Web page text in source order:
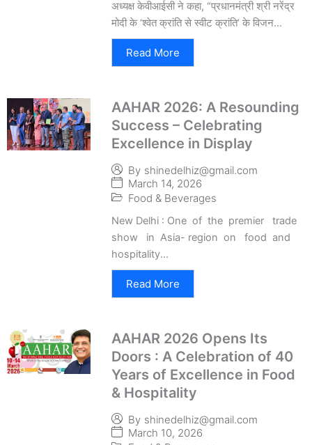
अध्यक्ष केवीआईसी ने कहा, “प्रधानमंत्री श्री नरेंद्र
मोदी के ‘श्वेत क्रांति से स्वीट क्रांति’ के विजन...
Read More
AAHAR 2026: A Resounding
Success – Celebrating
Excellence in Display
By shinedelhiz@gmail.com
March 14, 2026
Food & Beverages
New Delhi : One of the premier trade
show in Asia- region on food and
hospitality...
Read More
AAHAR 2026 Opens Its
Doors : A Celebration of 40
Years of Excellence in Food
& Hospitality
By shinedelhiz@gmail.com
March 10, 2026